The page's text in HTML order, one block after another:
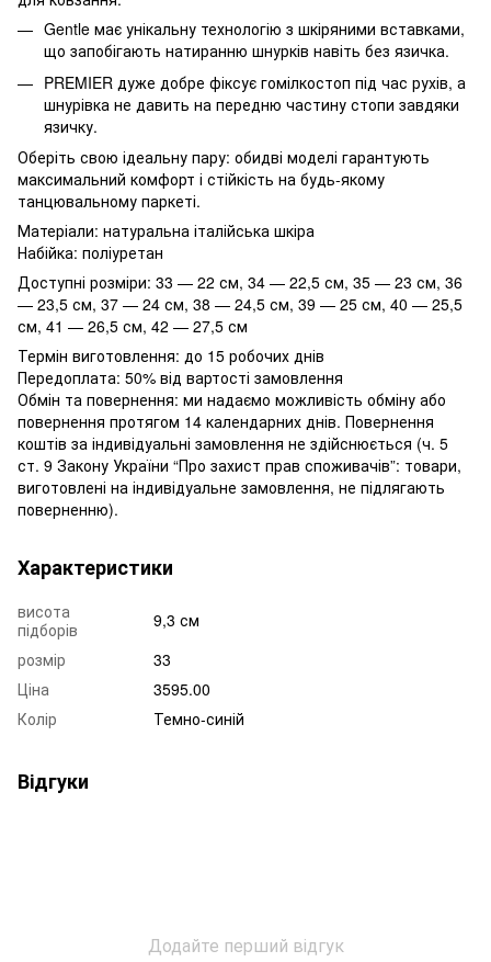
Gentle має унікальну технологію з шкіряними вставками,
що запобігають натиранню шнурків навіть без язичка.
PREMIER дуже добре фіксує гомілкостоп під час рухів, а
шнурівка не давить на передню частину стопи завдяки
язичку.
Оберіть свою ідеальну пару: обидві моделі гарантують
максимальний комфорт і стійкість на будь-якому
танцювальному паркеті.
Матеріали: натуральна італійська шкіра
Набійка: поліуретан
Доступні розміри: 33 — 22 см, 34 — 22,5 см, 35 — 23 см, 36
— 23,5 см, 37 — 24 см, 38 — 24,5 см, 39 — 25 см, 40 — 25,5
см, 41 — 26,5 см, 42 — 27,5 см
Термін виготовлення: до 15 робочих днів
Передоплата: 50% від вартості замовлення
Обмін та повернення: ми надаємо можливість обміну або
повернення протягом 14 календарних днів. Повернення
коштів за індивідуальні замовлення не здійснюється (ч. 5
ст. 9 Закону України “Про захист прав споживачів”: товари,
виготовлені на індивідуальне замовлення, не підлягають
поверненню).
Характеристики
висота
підборів
9,3 см
розмір
33
Ціна
3595.00
Колір
Темно-синій
Відгуки
Додайте перший відгук